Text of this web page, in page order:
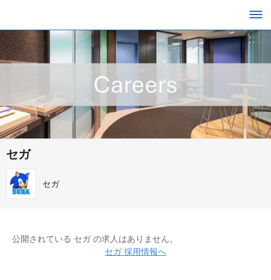
セガ
セガ
公開されている セガ の求人はありません。
セガ 採用情報へ